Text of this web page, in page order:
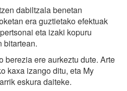
dabiltzala benetan
era guztietako efektuak
eta izaki kopuru
bitartean.
berezia ere aurkeztu dute. Arte
kaxa izango ditu, eta My
eskura daiteke.